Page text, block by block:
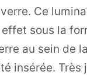
Ce
sous la
au sein de
insérée. Très